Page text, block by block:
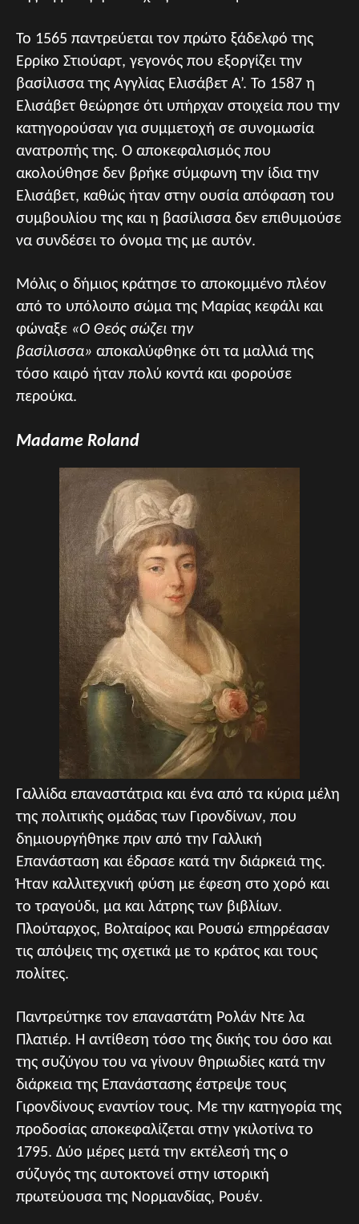
Το 1565 παντρεύεται τον πρώτο ξάδελφό της
Ερρίκο Στιούαρτ, γεγονός που εξοργίζει την
βασίλισσα της Αγγλίας Ελισάβετ Α’. Το 1587 η
Ελισάβετ θεώρησε ότι υπήρχαν στοιχεία που την
κατηγορούσαν για συμμετοχή σε συνομωσία
ανατροπής της. Ο αποκεφαλισμός που
ακολούθησε δεν βρήκε σύμφωνη την ίδια την
Ελισάβετ, καθώς ήταν στην ουσία απόφαση του
συμβουλίου της και η βασίλισσα δεν επιθυμούσε
να συνδέσει το όνομα της με αυτόν.
Μόλις ο δήμιος κράτησε το αποκομμένο πλέον
από το υπόλοιπο σώμα της Μαρίας κεφάλι και
φώναξε «Ο Θεός σώζει την
βασίλισσα» αποκαλύφθηκε ότι τα μαλλιά της
τόσο καιρό ήταν πολύ κοντά και φορούσε
περούκα.
Madame Roland
Γαλλίδα επαναστάτρια και ένα από τα κύρια μέλη
της πολιτικής ομάδας των Γιρονδίνων, που
δημιουργήθηκε πριν από την Γαλλική
Επανάσταση και έδρασε κατά την διάρκειά της.
Ήταν καλλιτεχνική φύση με έφεση στο χορό και
το τραγούδι, μα και λάτρης των βιβλίων.
Πλούταρχος, Βολταίρος και Ρουσώ επηρρέασαν
τις απόψεις της σχετικά με το κράτος και τους
πολίτες.
Παντρεύτηκε τον επαναστάτη Ρολάν Ντε λα
Πλατιέρ. Η αντίθεση τόσο της δικής του όσο και
της συζύγου του να γίνουν θηριωδίες κατά την
διάρκεια της Επανάστασης έστρεψε τους
Γιρονδίνους εναντίον τους. Με την κατηγορία της
προδοσίας αποκεφαλίζεται στην γκιλοτίνα το
1795. Δύο μέρες μετά την εκτέλεσή της ο
σύζυγός της αυτοκτονεί στην ιστορική
πρωτεύουσα της Νορμανδίας, Ρουέν.